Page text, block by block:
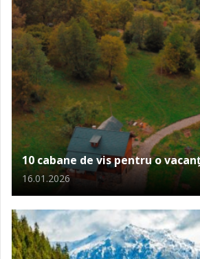
10 cabane de vis pentru o
16.01.2026